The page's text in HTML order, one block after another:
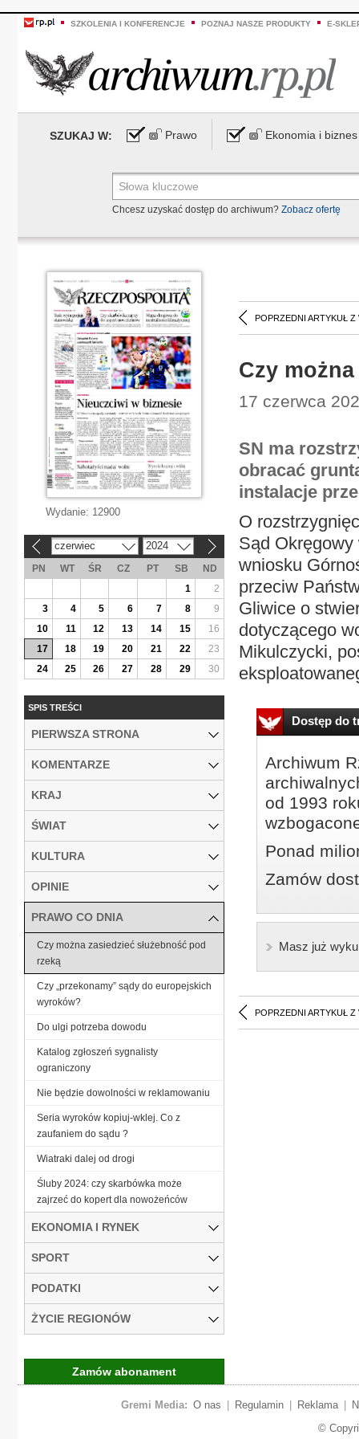
SZKOLENIA I KONFERENCJE POZNAJ NASZE PRODUKTY E-
SZUKAJ W: Prawo Ekonomia i biznes
Chcesz uzyskać dostęp do archiwum? Zobacz ofertę
POPRZEDNI ARTYKUŁ Z
Czy
17 czerwca
SN ma
obracać
instalacje
O
Sąd Okręgowy
wniosku
przeciw
Gliwice o
dotyczącego
Mikulczycki,
Dostęp do
Archiwum
od 1993
Ponad
Zamów
Masz już
POPRZEDNI ARTYKUŁ Z
Wydanie: 12900
czerwiec 2024
PN WT ŚR CZ PT SB
ND
1
2
3
4 5 6 7 8
9
10
11 12 13 14 15
16
17
18 19 20 21 22
23
24
25 26 27 28 29 30
SPIS TREŚCI
PIERWSZA STRONA
KOMENTARZE
KRAJ
ŚWIAT
KULTURA
OPINIE
PRAWO CO DNIA
Czy można zasiedzieć służebność pod
rzeką
Czy „przekonamy” sądy do europejskich
wyroków?
Do ulgi potrzeba dowodu
Katalog zgłoszeń sygnalisty
ograniczony
Nie będzie dowolności w reklamowaniu
Seria wyroków kopiuj-wklej. Co z
zaufaniem do sądu ?
Wiatraki dalej od drogi
Śluby 2024: czy skarbówka może
zajrzeć do kopert dla nowożeńców
EKONOMIA I RYNEK
SPORT
PODATKI
ŻYCIE REGIONÓW
Zamów abonament
Gremi Media: O nas Regulamin Reklama
©